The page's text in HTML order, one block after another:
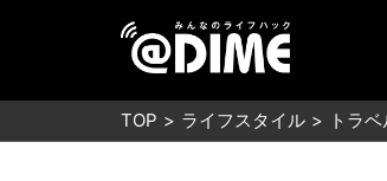
TOP ライフスタイル トラ